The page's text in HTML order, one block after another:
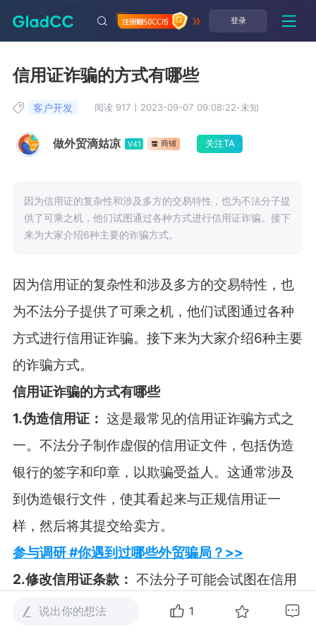
登录
信用证诈骗的方式有哪些
做外贸滴姑凉 V41 商铺 关注TA
客户开发 阅读 917 2023-09-07 09:08:22·未知
因为信用证的复杂性和涉及多方的交易特性，也为不法分子提
供了可乘之机，他们试图通过各种方式进行信用证诈骗。接下
来为大家介绍6种主要的诈骗方式。
因为信用证的复杂性和涉及多方的交易特性，也
为不法分子提供了可乘之机，他们试图通过各种
方式进行信用证诈骗。接下来为大家介绍6种主要
的诈骗方式。
信用证诈骗的方式有哪些
1.伪造信用证： 这是最常见的信用证诈骗方式之
一。不法分子制作虚假的信用证文件，包括伪造
银行的签字和印章，以欺骗受益人。这通常涉及
到伪造银行文件，使其看起来与正规信用证一
样，然后将其提交给卖方。
参与调研 #你遇到过哪些外贸骗局？>>
2.修改信用证条款： 不法分子可能会试图在信用
证中修改某些条款，以使其更有利于他们。这可
说出你的想法 1